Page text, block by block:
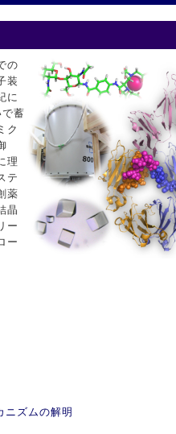
の
装
に
蓄
ク
理
テ
薬
晶
ー
ー
ニズムの解明